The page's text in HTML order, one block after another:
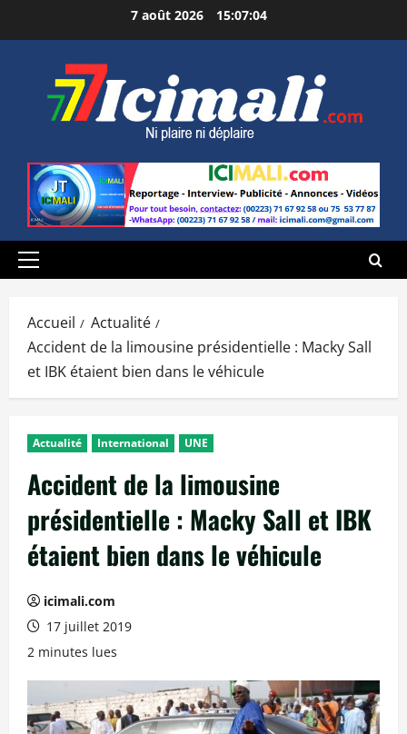
au
7 août 2026 15:07:05
Menu
Accueil
Actualité
Accident de la limousine présidentielle : Macky Sall
et IBK étaient bien dans le véhicule
Actualité International UNE
Accident de la limousine
présidentielle : Macky Sall et IBK
étaient bien dans le véhicule
icimali.com
17 juillet 2019
2 minutes lues